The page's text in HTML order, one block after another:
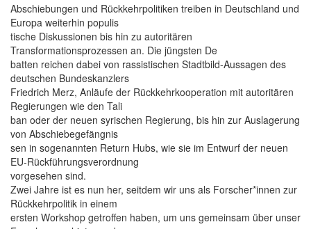
Abschiebungen und Rückkehrpolitiken treiben in Deutschland und
Europa weiterhin populis
tische Diskussionen bis hin zu autoritären
Transformationsprozessen an. Die jüngsten De
batten reichen dabei von rassistischen Stadtbild-Aussagen des
deutschen Bundeskanzlers
Friedrich Merz, Anläufe der Rückkehrkooperation mit autoritären
Regierungen wie den Tali
ban oder der neuen syrischen Regierung, bis hin zur Auslagerung
von Abschiebegefängnis
sen in sogenannten Return Hubs, wie sie im Entwurf der neuen
EU-Rückführungsverordnung
vorgesehen sind.
Zwei Jahre ist es nun her, seitdem wir uns als Forscher*innen zur
Rückkehrpolitik in einem
ersten Workshop getroffen haben, um uns gemeinsam über unser